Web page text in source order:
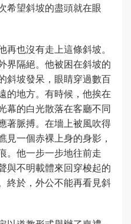
希望斜坡的盡頭就在眼
也沒有走上這條斜坡。
界隔絕。他被困在斜坡的
斜坡發呆，眼睛穿過數百
的地方。有時候，他挨在
幕的白光散落在客廳不同
著脈搏。在墻上被風吹得
見一個赤裸上身的身影，
。他一步一步地往前走
與不明載體來回穿梭起的
終於，外公不能再看見斜